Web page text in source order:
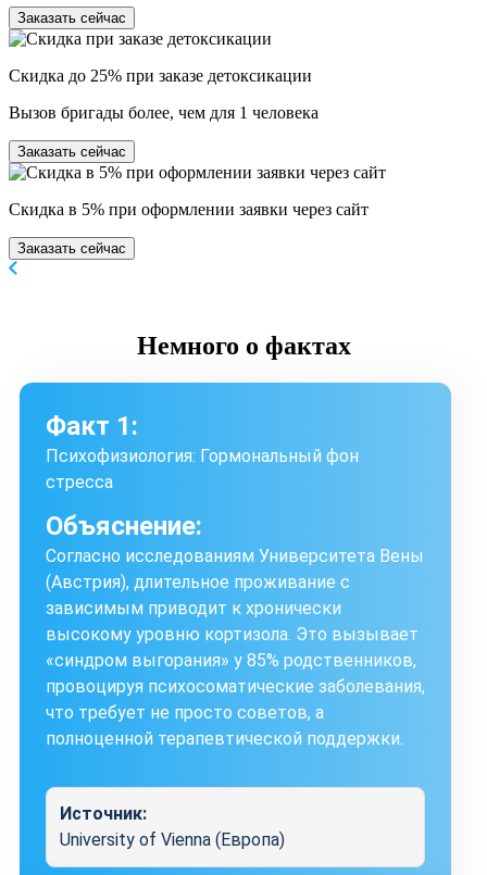
Заказать сейчас
Скидка до 25% при заказе детоксикации
Вызов бригады более, чем для 1 человека
Заказать сейчас
Скидка в 5% при оформлении заявки через сайт
Заказать сейчас
Немного о фактах
Факт 1:
Психофизиология: Гормональный фон
стресса
Объяснение:
Согласно исследованиям Университета Вены
(Австрия), длительное проживание с
зависимым приводит к хронически
высокому уровню кортизола. Это вызывает
«синдром выгорания» у 85% родственников,
провоцируя психосоматические заболевания,
что требует не просто советов, а
полноценной терапевтической поддержки.
Источник:
University of Vienna (Европа)